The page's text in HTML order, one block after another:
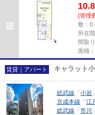
10.8
(管理
敷：0
所在
間取
面積
賃貸｜アパート キャラット
総武線 「小岩
京成本線 「江
総武線 「市川